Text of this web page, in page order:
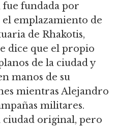
fundada por
el emplazamiento de
de Rhakotis,
dice que el propio
de la ciudad y
manos de su
mientras Alejandro
militares.
ciudad original, pero